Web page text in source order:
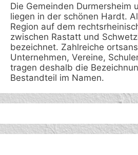
Die Gemeinden Durmersheim
liegen in der schönen Hardt.
Region auf dem
zwischen Rastatt und
bezeichnet. Zahlreiche
Unternehmen, Vereine,
tragen deshalb die
Bestandteil im Namen.